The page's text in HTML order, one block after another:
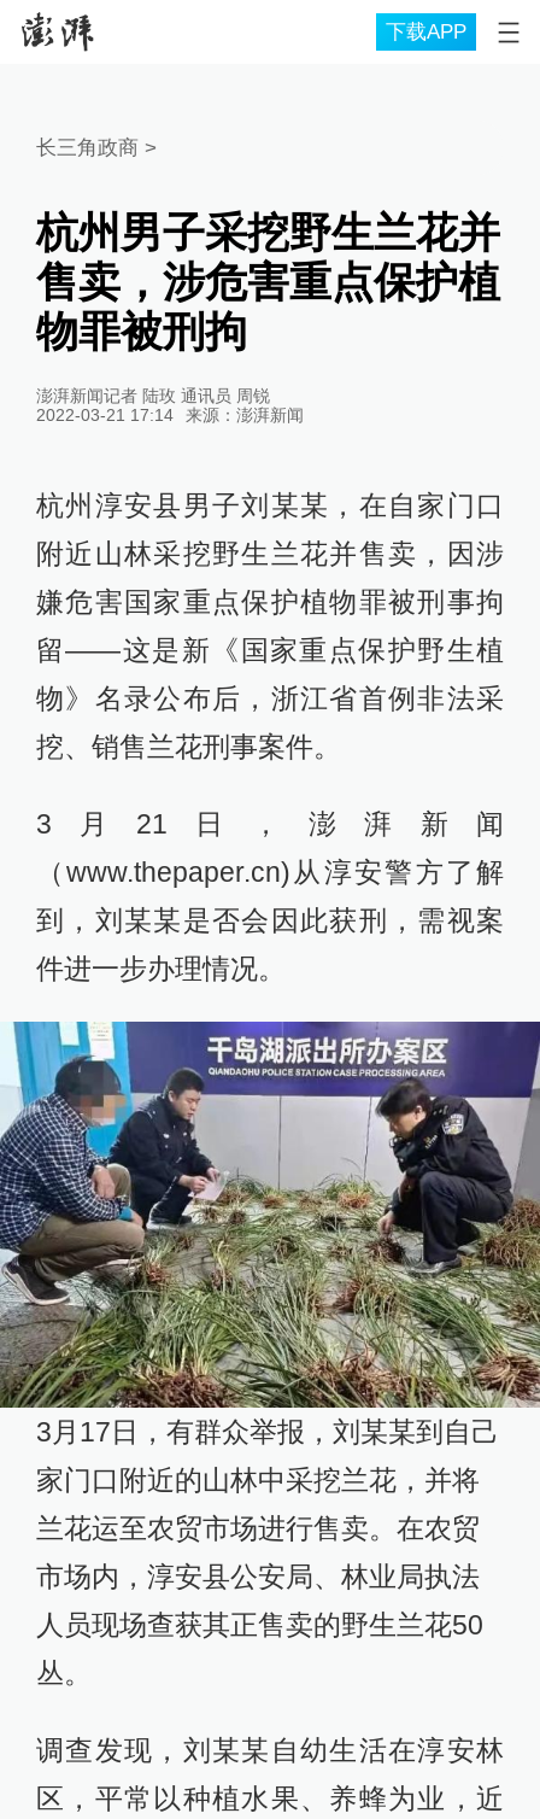
下载APP
长三角政商 >
杭州男子采挖野生兰花并
售卖，涉危害重点保护植
物罪被刑拘
澎湃新闻记者 陆玫 通讯员 周锐
2022-03-21 17:14
来源： 澎湃新闻
杭州淳安县男子刘某某，在自家门口
附近山林采挖野生兰花并售卖，因涉
嫌危害国家重点保护植物罪被刑事拘
留——这是新《国家重点保护野生植
物》名录公布后，浙江省首例非法采
挖、销售兰花刑事案件。
3月21日，澎湃新闻
（www.thepaper.cn)从淳安警方了解
到，刘某某是否会因此获刑，需视案
件进一步办理情况。
3月17日，有群众举报，刘某某到自己
家门口附近的山林中采挖兰花，并将
兰花运至农贸市场进行售卖。在农贸
市场内，淳安县公安局、林业局执法
人员现场查获其正售卖的野生兰花50
丛。
调查发现，刘某某自幼生活在淳安林
区，平常以种植水果、养蜂为业，近